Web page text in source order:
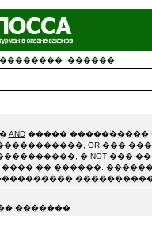
������
AND����� ����������
OR���
� NOT���
�� ������.
�������